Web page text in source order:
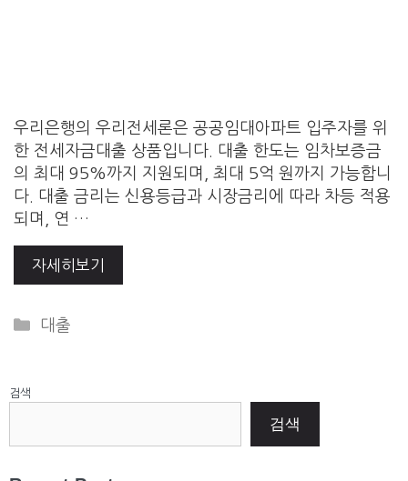
우리은행의 우리전세론은 공공임대아파트 입주자를 위
한 전세자금대출 상품입니다. 대출 한도는 임차보증금
의 최대 95%까지 지원되며, 최대 5억 원까지 가능합니
다. 대출 금리는 신용등급과 시장금리에 따라 차등 적용
되며, 연 …
자세히보기
Categories
대출
검색
검색